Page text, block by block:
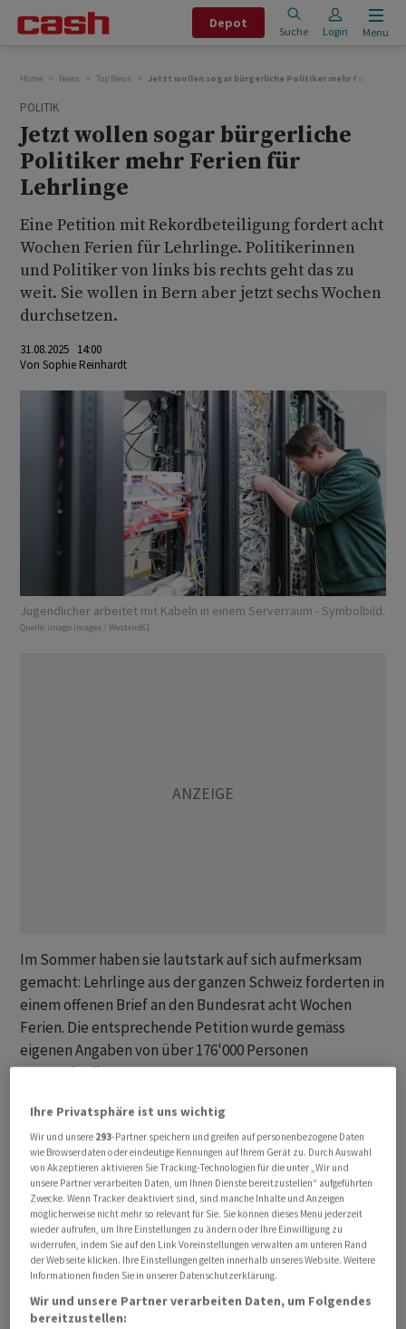
Depot
Suche Login Menu
Home News Top News Jetzt wollen sogar bürgerliche Politiker mehr Ferien für
POLITIK
Jetzt wollen sogar bürgerliche
Politiker mehr Ferien für
Lehrlinge
Eine Petition mit Rekordbeteiligung fordert acht
Wochen Ferien für Lehrlinge. Politikerinnen
und Politiker von links bis rechts geht das zu
weit. Sie wollen in Bern aber jetzt sechs Wochen
durchsetzen.
31.08.2025 14:00
Von Sophie Reinhardt
Jugendlicher arbeitet mit Kabeln in einem Serverraum - Symbolbild.
Quelle: imago images / Westend61
Im Sommer haben sie lautstark auf sich aufmerksam
gemacht: Lehrlinge aus der ganzen Schweiz forderten in
einem offenen Brief an den Bundesrat acht Wochen
Ferien. Die entsprechende Petition wurde gemäss
eigenen Angaben von über 176'000 Personen
unterschreiben.
Jetzt erhalten sie Schützenhilfe aus dem Bundeshaus –
auch von unerwarteter Seite: Fünf Parlamentarier aus
unterschiedlichen Parteien haben gemeinsam einen
Vorstoss verfasst, in dem sie eine Erhöhung des
gesetzlichen Freienanspruchs in der Lehre von fünf auf
sechs Wochen fordern. In der kommenden
Herbstsession wollen sie ihn einreichen.
«Finanziell tragbar»
Ihre Privatsphäre ist uns wichtig
Wir und unsere 293-Partner speichern und greifen auf personenbezogene Daten
wie Browserdaten oder eindeutige Kennungen auf Ihrem Gerät zu. Durch Auswahl
von Akzeptieren aktivieren Sie Tracking-Technologien für die unter „Wir und
unsere Partner verarbeiten Daten, um Ihnen Dienste bereitzustellen“ aufgeführten
Zwecke. Wenn Tracker deaktiviert sind, sind manche Inhalte und Anzeigen
möglicherweise nicht mehr so relevant für Sie. Sie können dieses Menü jederzeit
wieder aufrufen, um Ihre Einstellungen zu ändern oder Ihre Einwilligung zu
widerrufen, indem Sie auf den Link Voreinstellungen verwalten am unteren Rand
der Webseite klicken. Ihre Einstellungen gelten innerhalb unseres Website. Weitere
Informationen finden Sie in unserer Datenschutzerklärung.
Wir und unsere Partner verarbeiten Daten, um Folgendes
bereitzustellen: